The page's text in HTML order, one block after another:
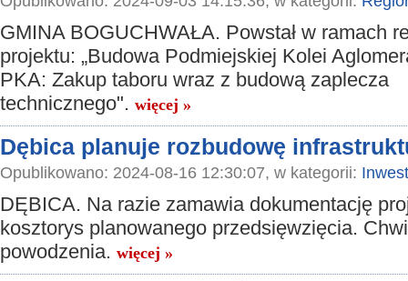
GMINA BOGUCHWAŁA. Powstał w ramach
projektu: „Budowa Podmiejskiej Kolei
PKA: Zakup taboru wraz z budową zaplecza
technicznego". więcej »
Dębica planuje rozbudowę
Opublikowano: 2024-08-16 12:30:07, w kategorii:
DĘBICA. Na razie zamawia dokumentację
kosztorys planowanego przedsięwzięcia.
powodzenia. więcej »